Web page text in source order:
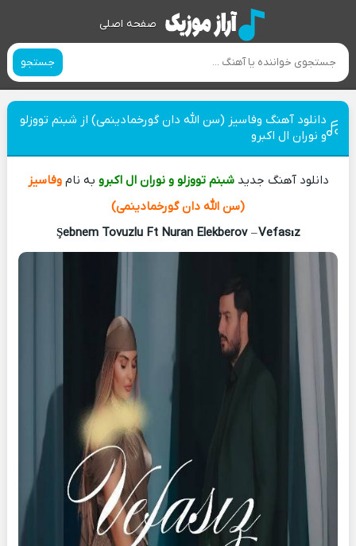
صفحه اصلی
جستجو
دانلود آهنگ وفاسیز (سن الله دان گورخمادینمی) از شبنم تووزلو
و نوران ال اکبرو
دانلود آهنگ جدیدشبنم تووزلو و نوران ال اکبرو به ناموفاسیز
(سن الله دان گورخمادینمی)
Şebnem Tovuzlu Ft Nuran Elekberov –Vefasız